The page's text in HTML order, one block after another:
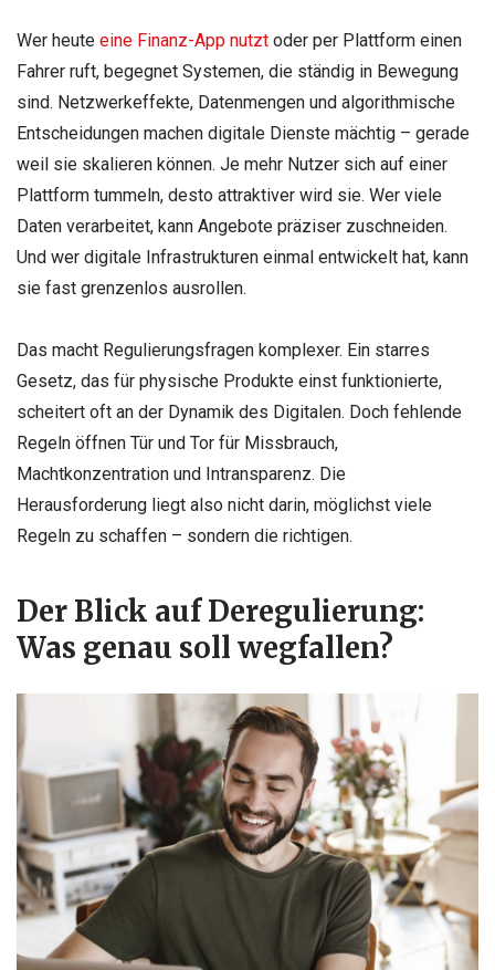
Wer heute eine Finanz-App nutzt oder per Plattform einen
Fahrer ruft, begegnet Systemen, die ständig in Bewegung
sind. Netzwerkeffekte, Datenmengen und algorithmische
Entscheidungen machen digitale Dienste mächtig – gerade
weil sie skalieren können. Je mehr Nutzer sich auf einer
Plattform tummeln, desto attraktiver wird sie. Wer viele
Daten verarbeitet, kann Angebote präziser zuschneiden.
Und wer digitale Infrastrukturen einmal entwickelt hat, kann
sie fast grenzenlos ausrollen.
Das macht Regulierungsfragen komplexer. Ein starres
Gesetz, das für physische Produkte einst funktionierte,
scheitert oft an der Dynamik des Digitalen. Doch fehlende
Regeln öffnen Tür und Tor für Missbrauch,
Machtkonzentration und Intransparenz. Die
Herausforderung liegt also nicht darin, möglichst viele
Regeln zu schaffen – sondern die richtigen.
Der Blick auf Deregulierung:
Was genau soll wegfallen?